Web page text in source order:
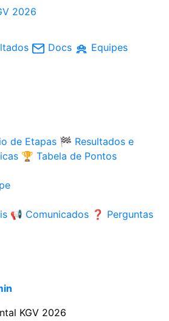
Docs
Equipes
de Etapas 🏁 Resultados e
🏆 Tabela de Pontos
📢 Comunicados ❓ Perguntas
KGV 2026